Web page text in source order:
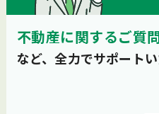
不動産に関するご質
など、全力でサポート